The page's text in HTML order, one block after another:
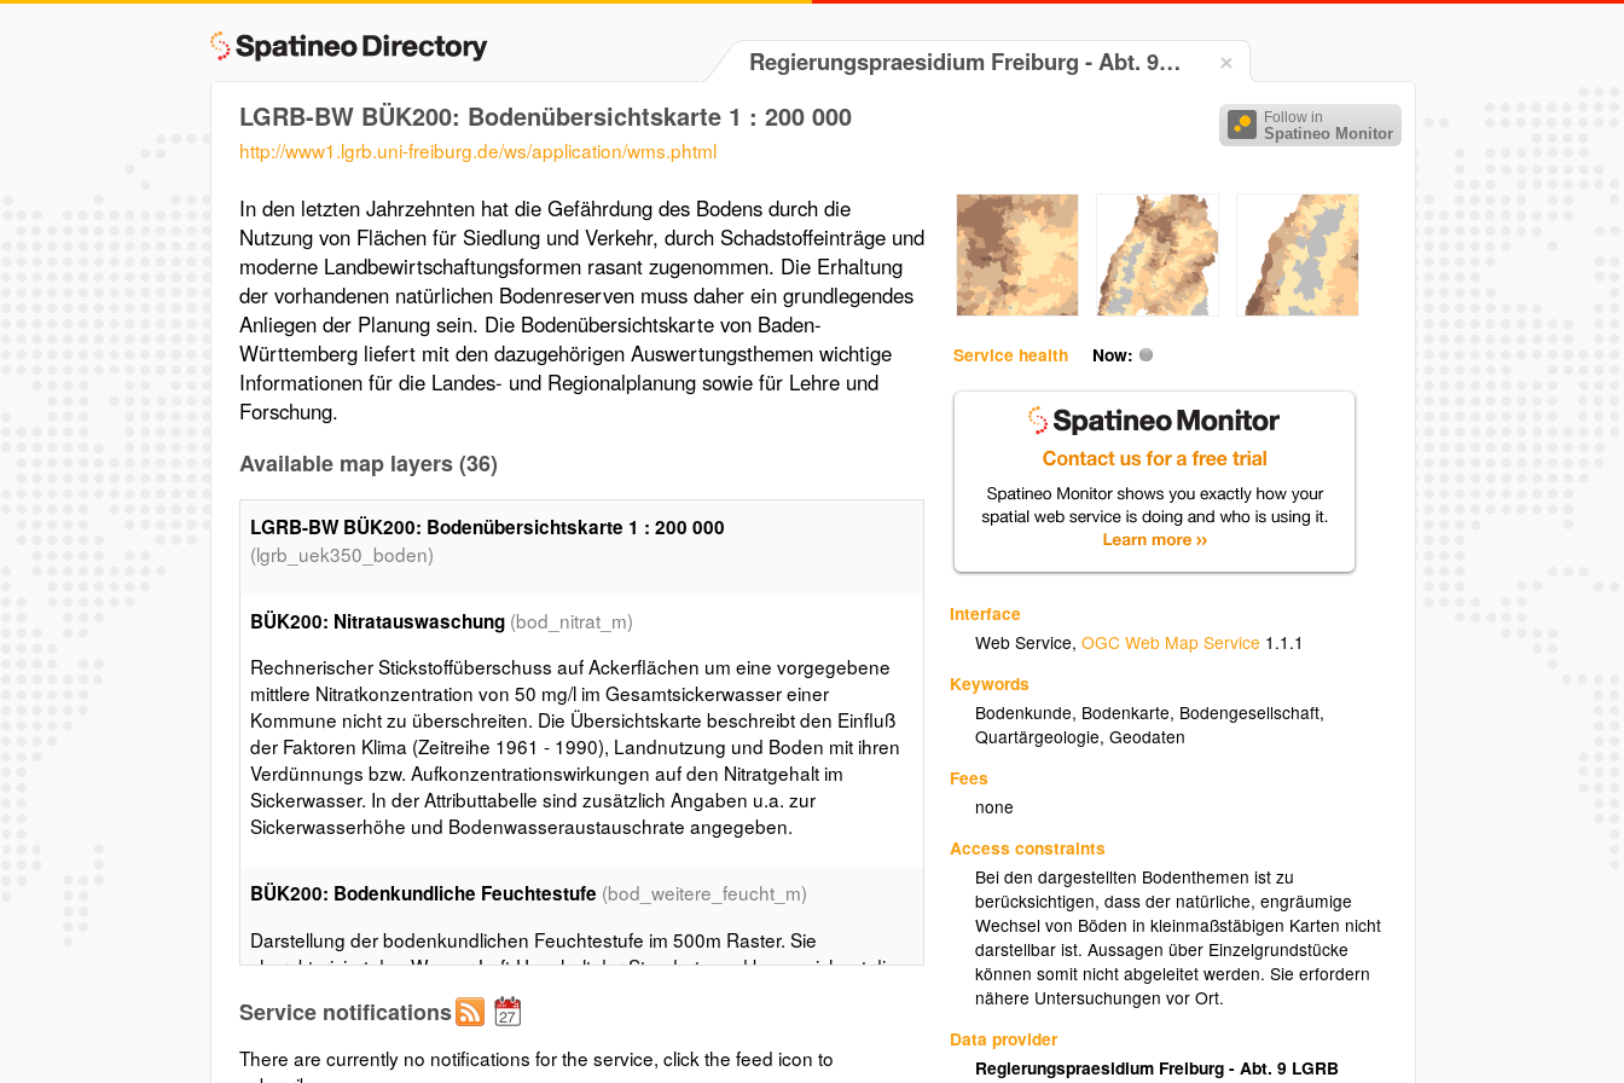
Regierungspraesidium Freiburg - Abt. 9…
Follow in
Spatineo Monitor
LGRB-BW BÜK200: Bodenübersichtskarte 1 : 200 000
http://www1.lgrb.uni-freiburg.de/ws/application/wms.phtml
Service health Now:
Interface
Web Service,OGC Web Map Service 1.1.1
Keywords
Bodenkunde, Bodenkarte, Bodengesellschaft,
Quartärgeologie,Geodaten
Fees
none
Access constraints
Bei den dargestellten Bodenthemen ist zu
berücksichtigen, dass der natürliche, engräumige
Wechsel von Böden in kleinmaßstäbigen Karten nicht
darstellbar ist. Aussagen über Einzelgrundstücke
können somit nicht abgeleitet werden. Sie erfordern
nähere Untersuchungen vor Ort.
Data provider
Regierungspraesidium Freiburg - Abt. 9 LGRB
In den letzten Jahrzehnten hat die Gefährdung des Bodens durch die
Nutzung von Flächen für Siedlung und Verkehr, durch Schadstoffeinträge und
moderne Landbewirtschaftungsformen rasant zugenommen. Die Erhaltung
der vorhandenen natürlichen Bodenreserven muss daher ein grundlegendes
Anliegen der Planung sein. Die Bodenübersichtskarte von Baden-
Württemberg liefert mit den dazugehörigen Auswertungsthemen wichtige
Informationen für die Landes- und Regionalplanung sowie für Lehre und
Forschung.
Available map layers (36)
LGRB-BW BÜK200: Bodenübersichtskarte 1 : 200 000
(lgrb_uek350_boden)
BÜK200: Nitratauswaschung (bod_nitrat_m)
Rechnerischer Stickstoffüberschuss auf Ackerflächen um eine vorgegebene
mittlere Nitratkonzentration von 50 mg/l im Gesamtsickerwasser einer
Kommune nicht zu überschreiten. Die Übersichtskarte beschreibt den Einfluß
der Faktoren Klima (Zeitreihe 1961 - 1990), Landnutzung und Boden mit ihren
Verdünnungs bzw. Aufkonzentrationswirkungen auf den Nitratgehalt im
Sickerwasser. In der Attributtabelle sind zusätzlich Angaben u.a. zur
Sickerwasserhöhe und Bodenwasseraustauschrate angegeben.
BÜK200: Bodenkundliche Feuchtestufe (bod_weitere_feucht_m)
Darstellung der bodenkundlichen Feuchtestufe im 500m Raster. Sie
charakterisiert den Wasser-Luft-Haushalt der Standorte und kennzeichnet die
hydroökolgischen Wuchsbedingungen für die Vegetation. Die Methode nach
HAUFFE et al. 1996 basiert auf der bodentypologischer Kennzeichnung, dem
Speichervermögen für pflanzenverfügbares Bodenwasser (nFK) und der
reliefabhängigen Klimatischen Wasserbilanz von Standorten für die Monate
Service notifications
There are currently no notifications for the service, click the feed icon to